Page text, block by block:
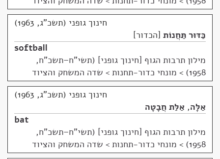
חינוך גופני (תשכ"ג, 1963)
כַּדּוּר תַּחֲנוֹת הכדור
softball
מילון תרבות הגוף [חינוך גופני] (תשי"ח–תשכ"ח,
1958)
> מונחי כדור-תחנות > שדה המשחק והציוד
חינוך גופני (תשכ"ג, 1963)
אַלָּה, אַלַּת חֲבָטָה
bat
מילון תרבות הגוף [חינוך גופני] (תשי"ח–תשכ"ח,
1958)
> מונחי כדור-תחנות > שדה המשחק והציוד